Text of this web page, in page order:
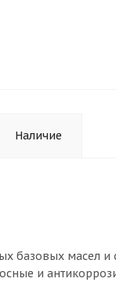
Наличие
базовых масел и
и